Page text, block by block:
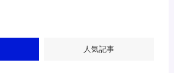
人気記事